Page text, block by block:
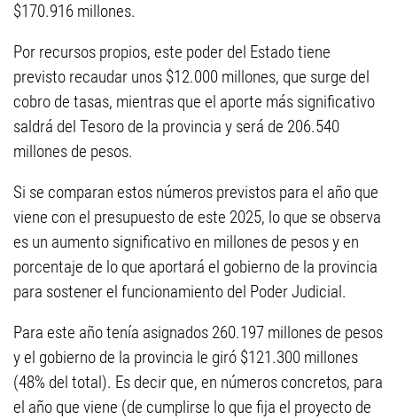
$170.916 millones.
Por recursos propios, este poder del Estado tiene
previsto recaudar unos $12.000 millones, que surge del
cobro de tasas, mientras que el aporte más significativo
saldrá del Tesoro de la provincia y será de 206.540
millones de pesos.
Si se comparan estos números previstos para el año que
viene con el presupuesto de este 2025, lo que se observa
es un aumento significativo en millones de pesos y en
porcentaje de lo que aportará el gobierno de la provincia
para sostener el funcionamiento del Poder Judicial.
Para este año tenía asignados 260.197 millones de pesos
y el gobierno de la provincia le giró $121.300 millones
(48% del total). Es decir que, en números concretos, para
el año que viene (de cumplirse lo que fija el proyecto de